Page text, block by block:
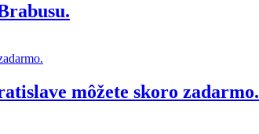
môžete skoro zadarmo.